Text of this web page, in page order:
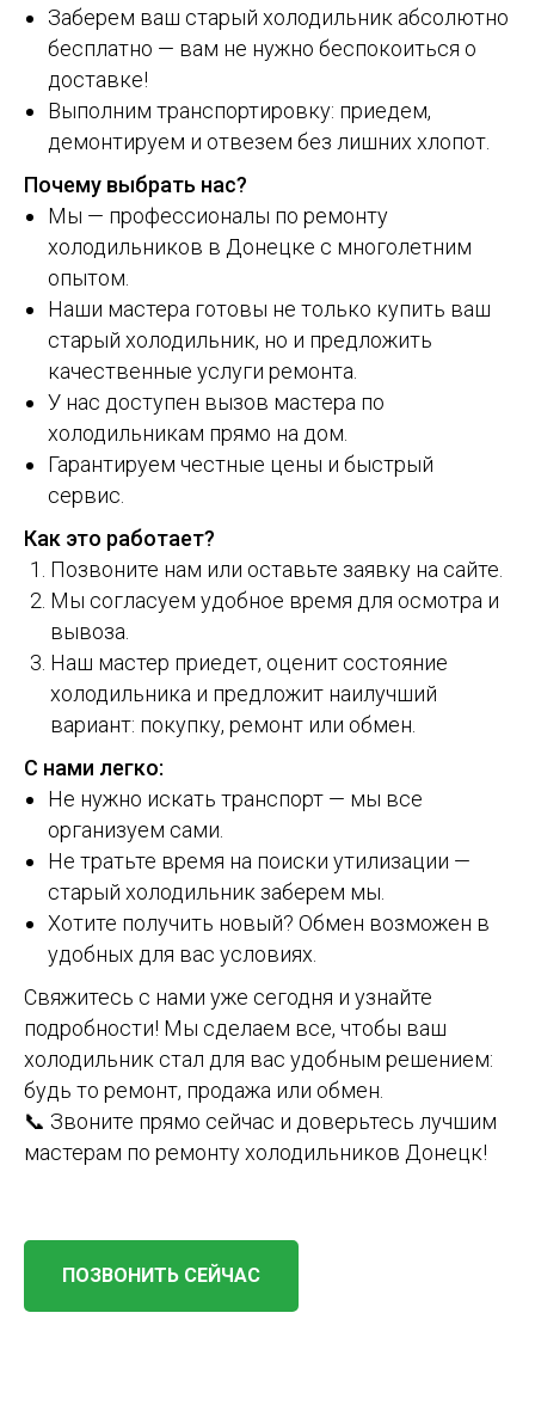
Заберем ваш старый холодильник абсолютно
бесплатно — вам не нужно беспокоиться о
доставке!
Выполним транспортировку: приедем,
демонтируем и отвезем без лишних хлопот.
Почему выбрать нас?
Мы — профессионалы по ремонту
холодильников в Донецке с многолетним
опытом.
Наши мастера готовы не только купить ваш
старый холодильник, но и предложить
качественные услуги ремонта.
У нас доступен вызов мастера по
холодильникам прямо на дом.
Гарантируем честные цены и быстрый
сервис.
Как это работает?
Позвоните нам или оставьте заявку на сайте.
Мы согласуем удобное время для осмотра и
вывоза.
Наш мастер приедет, оценит состояние
холодильника и предложит наилучший
вариант: покупку, ремонт или обмен.
С нами легко:
Не нужно искать транспорт — мы все
организуем сами.
Не тратьте время на поиски утилизации —
старый холодильник заберем мы.
Хотите получить новый? Обмен возможен в
удобных для вас условиях.
Свяжитесь с нами уже сегодня и узнайте
подробности! Мы сделаем все, чтобы ваш
холодильник стал для вас удобным решением:
будь то ремонт, продажа или обмен.
📞 Звоните прямо сейчас и доверьтесь лучшим
мастерам по ремонту холодильников Донецк!
ПОЗВОНИТЬ СЕЙЧАС